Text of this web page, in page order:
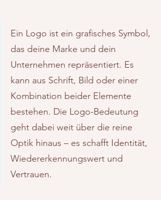
Ein Logo ist ein grafisches Symbol,
das deine Marke und dein
Unternehmen repräsentiert. Es
kann aus Schrift, Bild oder einer
Kombination beider Elemente
bestehen. Die Logo-Bedeutung
geht dabei weit über die reine
Optik hinaus – es schafft Identität,
Wiedererkennungswert und
Vertrauen.